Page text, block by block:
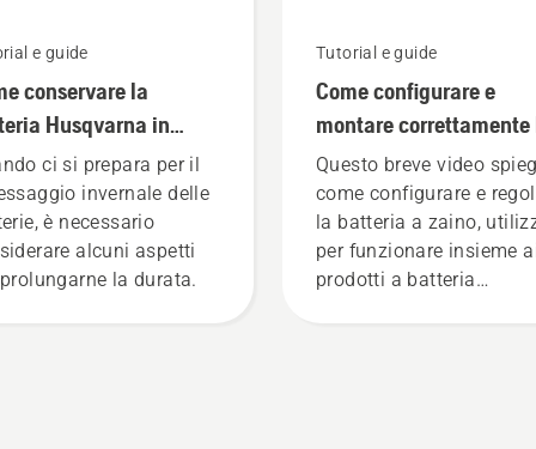
e guide
conservare la
Husqvarna in
ci si prepara per il
invernale delle
è necessario
alcuni aspetti
la durata.
Tutorial e guide
Come configurare e
montare correttamente
batteria a zaino
Questo breve video
come configurare e
la batteria a zaino,
per funzionare insieme
prodotti a batteria